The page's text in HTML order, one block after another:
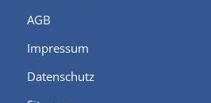
AGB
Impressum
Datenschutz